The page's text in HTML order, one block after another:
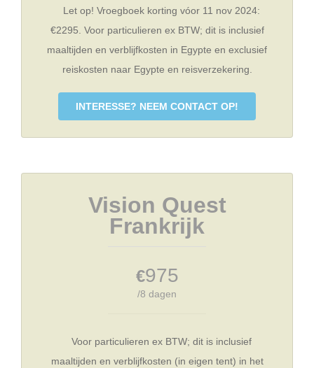
Let op! Vroegboek korting vóor 11 nov 2024:
€2295. Voor particulieren ex BTW; dit is inclusief
maaltijden en verblijfkosten in Egypte en exclusief
reiskosten naar Egypte en reisverzekering.
INTERESSE? NEEM CONTACT OP!
Vision Quest
Frankrijk
€975
/8 dagen
Voor particulieren ex BTW; dit is inclusief
maaltijden en verblijfkosten (in eigen tent) in het